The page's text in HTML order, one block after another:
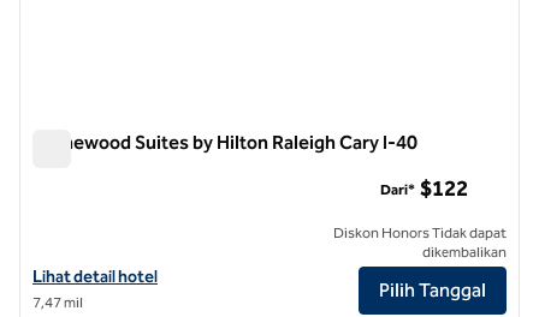
Homewood Suites by Hilton Raleigh Cary I-40
Lihat detail hotel untuk Homewood Suites by Hilton Raleigh Cary I-
Lihat detail hotel
7,47 mil
Dari* $122
Diskon Honors Tidak dapat
dikembalikan
Pilih Tanggal